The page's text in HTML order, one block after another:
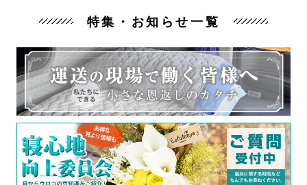
特集・お知らせ一覧